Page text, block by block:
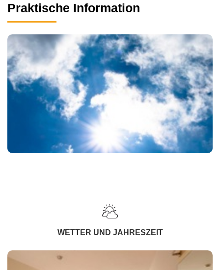
Praktische Information
WETTER UND JAHRESZEIT